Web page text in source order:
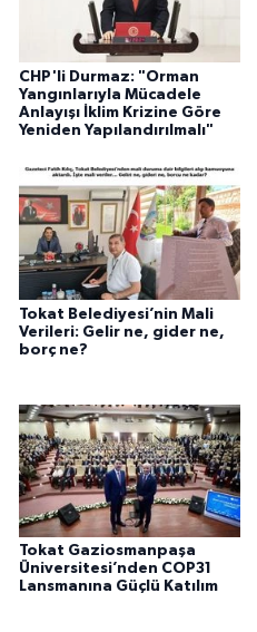
CHP'li Durmaz: "Orman
Yangınlarıyla Mücadele
Anlayışı İklim Krizine Göre
Yeniden Yapılandırılmalı"
Tokat Belediyesi’nin Mali
Verileri: Gelir ne, gider ne,
borç ne?
Tokat Gaziosmanpaşa
Üniversitesi’nden COP31
Lansmanına Güçlü Katılım